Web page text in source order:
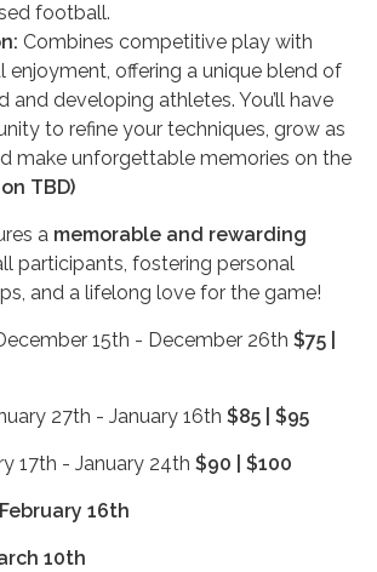
football.
Combines competitive play with
enjoyment, offering a unique blend of
and developing athletes. You’ll have
to refine your techniques, grow as
make unforgettable memories on the
TBD)
a memorable and rewarding
participants, fostering personal
and a lifelong love for the game!
15th - December 26th $75 |
27th - January 16th $85 | $95
17th - January 24th $90 | $100
February 16th
10th